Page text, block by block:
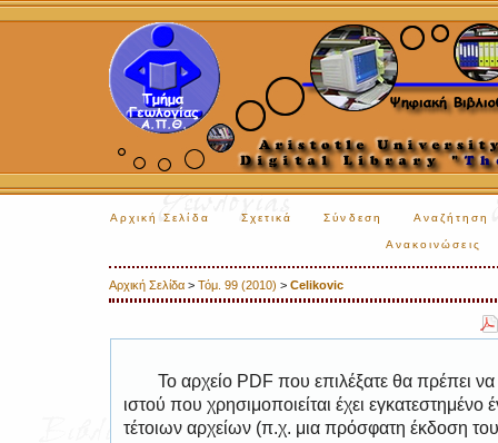
Αρχική Σελίδα Σχετικά Σύνδεση Αναζήτηση
Ανακοινώσεις
Αρχική Σελίδα > Τόμ. 99 (2010) > Celikovic
Το αρχείο PDF που επιλέξατε θα πρέπει
ιστού που χρησιμοποιείται έχει
τέτοιων αρχείων (π.χ. μια πρόσφατη έκδοση